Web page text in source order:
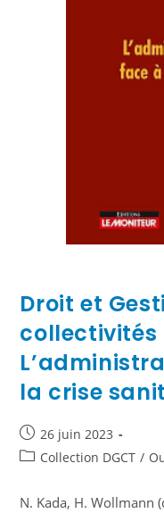
Droit et
collectivités
la crise
26 juin 2023
Collection DGCT /
N. Kada, H. Wollmann